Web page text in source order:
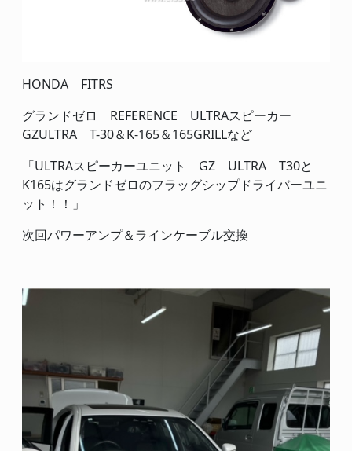
HONDA FITRS
グランドゼロ REFERENCE ULTRAスピーカー
GZULTRA T-30＆K-165＆165GRILLなど
「ULTRAスピーカーユニット GZ ULTRA T30と
K165はグランドゼロのフラッグシップドライバーユニ
ット！！」
次回パワーアンプ＆ラインケーブル交換